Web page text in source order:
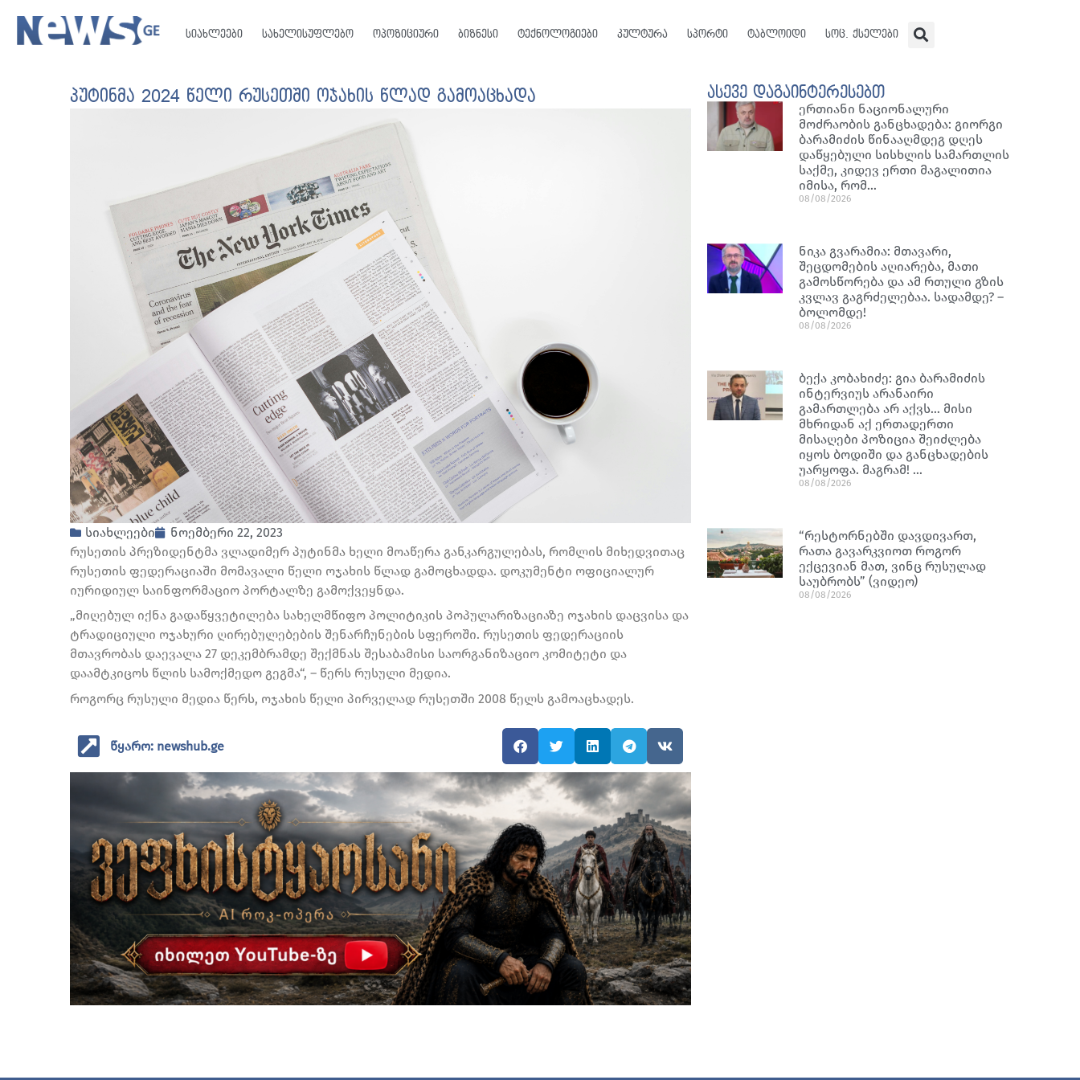
სიახლეები სახელისუფლებო ოპოზიციური ბიზნესი ტექნოლოგიები კულტურა სპორტი ტაბლოიდი სოც. ქსელები
პუტინმა 2024 წელი რუსეთში ოჯახის წლად გამოაცხადა
სიახლეები
ნოემბერი 22, 2023
რუსეთის პრეზიდენტმა ვლადიმერ პუტინმა ხელი მოაწერა განკარგულებას, რომლის მიხედვითაც
რუსეთის ფედერაციაში მომავალი წელი ოჯახის წლად გამოცხადდა. დოკუმენტი ოფიციალურ
იურიდიულ საინფორმაციო პორტალზე გამოქვეყნდა.
„მიღებულ იქნა გადაწყვეტილება სახელმწიფო პოლიტიკის პოპულარიზაციაზე ოჯახის დაცვისა და
ტრადიციული ოჯახური ღირებულებების შენარჩუნების სფეროში. რუსეთის ფედერაციის
მთავრობას დაევალა 27 დეკემბრამდე შექმნას შესაბამისი საორგანიზაციო კომიტეტი და
დაამტკიცოს წლის სამოქმედო გეგმა“, – წერს რუსული მედია.
როგორც რუსული მედია წერს, ოჯახის წელი პირველად რუსეთში 2008 წელს გამოაცხადეს.
წყარო: newshub.ge
ასევე დაგაინტერესებთ
ერთიანი ნაციონალური
მოძრაობის განცხადება: გიორგი
ბარამიძის წინააღმდეგ დღეს
დაწყებული სისხლის სამართლის
საქმე, კიდევ ერთი მაგალითია
იმისა, რომ…
08/08/2026
ნიკა გვარამია: მთავარი,
შეცდომების აღიარება, მათი
გამოსწორება და ამ რთული გზის
კვლავ გაგრძელებაა. სადამდე? –
ბოლომდე!
08/08/2026
ბექა კობახიძე: გია ბარამიძის
ინტერვიუს არანაირი
გამართლება არ აქვს… მისი
მხრიდან აქ ერთადერთი
მისაღები პოზიცია შეიძლება
იყოს ბოდიში და განცხადების
უარყოფა. მაგრამ! …
08/08/2026
“რესტორნებში დავდივართ,
რათა გავარკვიოთ როგორ
ექცევიან მათ, ვინც რუსულად
საუბრობს” (ვიდეო)
08/08/2026